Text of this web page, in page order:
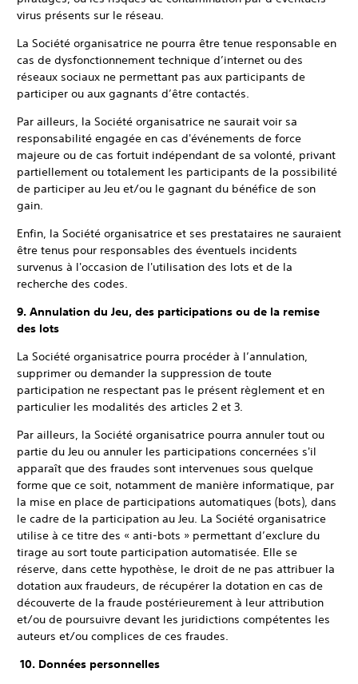
virus présents sur le réseau.
La Société organisatrice ne pourra être tenue responsable en
cas de dysfonctionnement technique d’internet ou des
réseaux sociaux ne permettant pas aux participants de
participer ou aux gagnants d’être contactés.
Par ailleurs, la Société organisatrice ne saurait voir sa
responsabilité engagée en cas d'événements de force
majeure ou de cas fortuit indépendant de sa volonté, privant
partiellement ou totalement les participants de la possibilité
de participer au Jeu et/ou le gagnant du bénéfice de son
gain.
Enfin, la Société organisatrice et ses prestataires ne sauraient
être tenus pour responsables des éventuels incidents
survenus à l'occasion de l'utilisation des lots et de la
recherche des codes.
9. Annulation du Jeu, des participations ou de la remise
des lots
La Société organisatrice pourra procéder à l’annulation,
supprimer ou demander la suppression de toute
participation ne respectant pas le présent règlement et en
particulier les modalités des articles 2 et 3.
Par ailleurs, la Société organisatrice pourra annuler tout ou
partie du Jeu ou annuler les participations concernées s'il
apparaît que des fraudes sont intervenues sous quelque
forme que ce soit, notamment de manière informatique, par
la mise en place de participations automatiques (bots), dans
le cadre de la participation au Jeu. La Société organisatrice
utilise à ce titre des « anti-bots » permettant d’exclure du
tirage au sort toute participation automatisée. Elle se
réserve, dans cette hypothèse, le droit de ne pas attribuer la
dotation aux fraudeurs, de récupérer la dotation en cas de
découverte de la fraude postérieurement à leur attribution
et/ou de poursuivre devant les juridictions compétentes les
auteurs et/ou complices de ces fraudes.
10. Données personnelles